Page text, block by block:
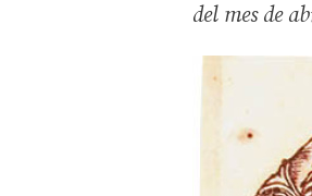
del mes de